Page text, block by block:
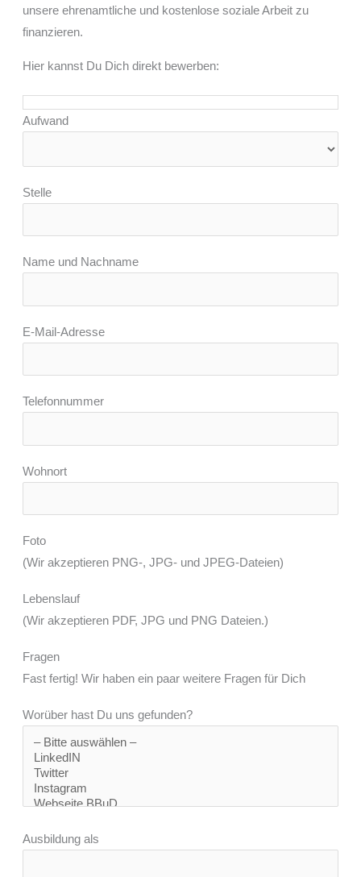
unsere ehrenamtliche und kostenlose soziale Arbeit zu
finanzieren.
Hier kannst Du Dich direkt bewerben:
Aufwand
Stelle
Name und Nachname
E-Mail-Adresse
Telefonnummer
Wohnort
Foto
(Wir akzeptieren PNG-, JPG- und JPEG-Dateien)
Lebenslauf
(Wir akzeptieren PDF, JPG und PNG Dateien.)
Fragen
Fast fertig! Wir haben ein paar weitere Fragen für Dich
Worüber hast Du uns gefunden?
Ausbildung als